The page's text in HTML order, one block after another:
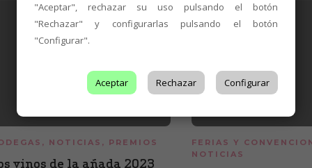
, NOTICIAS , PREMIOS
vinos de la añada 2023
FERIAS Y
NOTICIAS
"Aceptar", rechazar su uso pulsando el botón
"Rechazar" y configurarlas pulsando el botón
"Configurar".
Aceptar Rechazar Configurar